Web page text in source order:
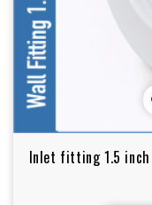
Inlet fitting 1.5 inch